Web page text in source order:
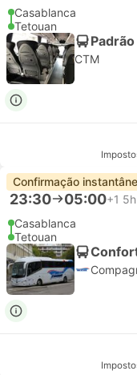
Casablanca
Tetouan
CTM
Confirmação
23:30 05:00+1
Casablanca
Tetouan